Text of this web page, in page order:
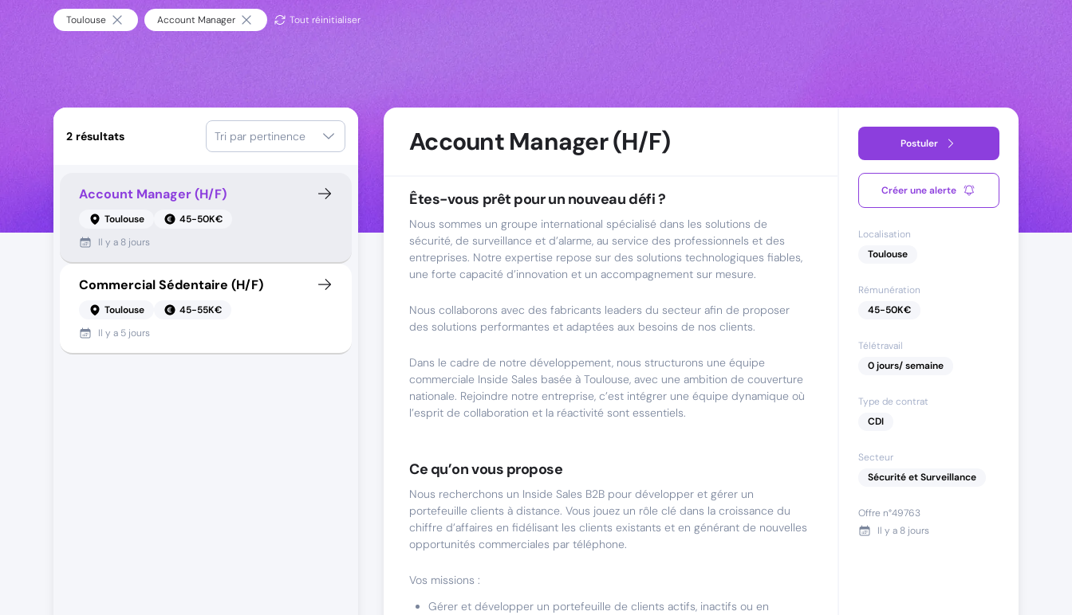
Toulouse Account Manager Tout réinitialiser
2 résultats Tri par pertinence
Account Manager (H/F)
Toulouse
45-50K€
Il y a 8 jours
Commercial Sédentaire (H/F)
Toulouse
45-55K€
Il y a 5 jours
Account Manager (H/F)
Êtes-vous prêt pour un nouveau défi ?
Nous sommes un groupe international spécialisé dans les solutions de
sécurité, de surveillance et d’alarme, au service des professionnels et des
entreprises. Notre expertise repose sur des solutions technologiques fiables,
une forte capacité d’innovation et un accompagnement sur mesure.
Nous collaborons avec des fabricants leaders du secteur afin de proposer
des solutions performantes et adaptées aux besoins de nos clients.
Dans le cadre de notre développement, nous structurons une équipe
commerciale Inside Sales basée à Toulouse, avec une ambition de couverture
nationale. Rejoindre notre entreprise, c’est intégrer une équipe dynamique où
l’esprit de collaboration et la réactivité sont essentiels.
Ce qu’on vous propose
Nous recherchons un Inside Sales B2B pour développer et gérer un
portefeuille clients à distance. Vous jouez un rôle clé dans la croissance du
chiffre d’affaires en fidélisant les clients existants et en générant de nouvelles
opportunités commerciales par téléphone.
Vos missions :
Gérer et développer un portefeuille de clients actifs, inactifs ou en
Postuler
Créer une alerte
Localisation
Toulouse
Rémunération
45-50K€
Télétravail
0 jours/ semaine
Type de contrat
CDI
Secteur
Sécurité et Surveillance
Offre n°49763
Il y a 8 jours